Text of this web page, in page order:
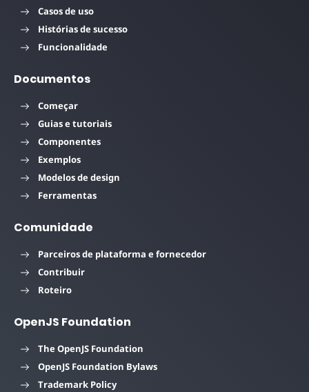
Casos de uso
Histórias de sucesso
Funcionalidade
Documentos
Começar
Guias e tutoriais
Componentes
Exemplos
Modelos de design
Ferramentas
Comunidade
Parceiros de plataforma e fornecedor
Contribuir
Roteiro
OpenJS Foundation
The OpenJS Foundation
OpenJS Foundation Bylaws
Trademark Policy